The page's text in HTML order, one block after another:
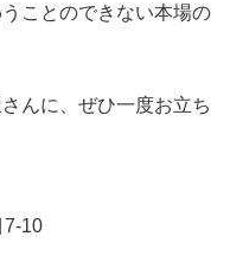
ことのできない本場の
んに、ぜひ一度お立ち
7-10